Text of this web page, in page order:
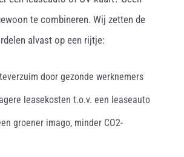
te combineren. Wij zetten de
alvast op een rijtje:
door gezonde werknemers
leasekosten t.o.v. een leaseauto
groener imago, minder CO2-